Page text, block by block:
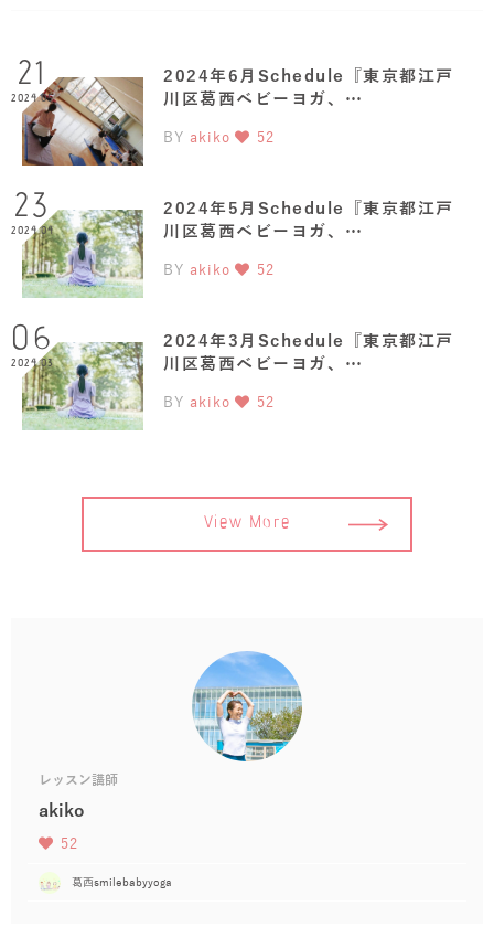
21
2024.05
2024年6月Schedule『東京都江戸
川区葛西ベビーヨガ、…
BY akiko 52
23
2024.04
2024年5月Schedule『東京都江戸
川区葛西ベビーヨガ、…
BY akiko 52
06
2024.03
2024年3月Schedule『東京都江戸
川区葛西ベビーヨガ、…
BY akiko 52
View More
レッスン講師
akiko
52
葛西smilebabyyoga